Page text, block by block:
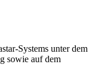
Systems unter dem
sowie auf dem